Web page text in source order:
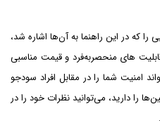
را که در این راهنما به آن‌ها اشاره شد،
قابلیت های منحصربه‌فرد و قیمت مناسبی
امنیت شما را در مقابل افراد سودجو
را دارید، می‌توانید نظرات خود را در